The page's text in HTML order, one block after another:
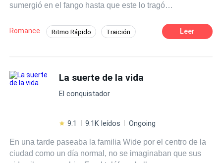
sumergió en el fango hasta que este lo tragó
temprano, quién causa el mal tiene su merecido. Árbol, el
día que te seques se secará mi vida...
Romance Ritmo Rápido Traición Leer
La suerte de la vida
El conquistador
9.1 9.1K leídos Ongoing
En una tarde paseaba la familia Wide por el centro de la
ciudad como un día normal, no se imaginaban que sus